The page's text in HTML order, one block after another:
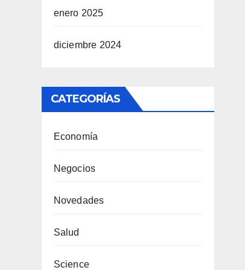
enero 2025
diciembre 2024
CATEGORÍAS
Economía
Negocios
Novedades
Salud
Science